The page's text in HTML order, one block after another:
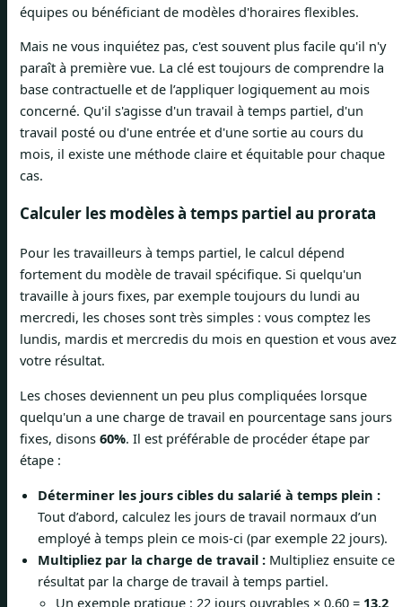
équipes ou bénéficiant de modèles d'horaires flexibles.
Mais ne vous inquiétez pas, c'est souvent plus facile qu'il n'y
paraît à première vue. La clé est toujours de comprendre la
base contractuelle et de l’appliquer logiquement au mois
concerné. Qu'il s'agisse d'un travail à temps partiel, d'un
travail posté ou d'une entrée et d'une sortie au cours du
mois, il existe une méthode claire et équitable pour chaque
cas.
Calculer les modèles à temps partiel au prorata
Pour les travailleurs à temps partiel, le calcul dépend
fortement du modèle de travail spécifique. Si quelqu'un
travaille à jours fixes, par exemple toujours du lundi au
mercredi, les choses sont très simples : vous comptez les
lundis, mardis et mercredis du mois en question et vous avez
votre résultat.
Les choses deviennent un peu plus compliquées lorsque
quelqu'un a une charge de travail en pourcentage sans jours
fixes, disons 60%. Il est préférable de procéder étape par
étape :
Déterminer les jours cibles du salarié à temps plein :
Tout d’abord, calculez les jours de travail normaux d’un
employé à temps plein ce mois-ci (par exemple 22 jours).
Multipliez par la charge de travail : Multipliez ensuite ce
résultat par la charge de travail à temps partiel.
Un exemple pratique : 22 jours ouvrables × 0,60 = 13,2